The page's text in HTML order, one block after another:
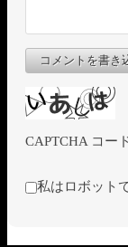
コメントを書き
CAPTCHA コー
私はロボット